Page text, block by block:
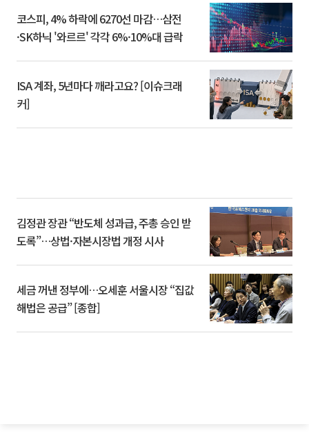
코스피, 4% 하락에 6270선 마감…삼전
·SK하닉 '와르르' 각각 6%·10%대 급락
ISA 계좌, 5년마다 깨라고요? [이슈크래
커]
김정관 장관 “반도체 성과급, 주총 승인 받
도록”…상법·자본시장법 개정 시사
세금 꺼낸 정부에…오세훈 서울시장 “집값
해법은 공급” [종합]